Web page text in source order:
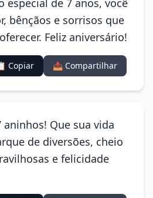
especial de 7 anos, você
bênçãos e sorrisos que
Feliz aniversário!
Copiar 📤 Compartilhar
aninhos! Que sua vida
de diversões, cheio
e felicidade